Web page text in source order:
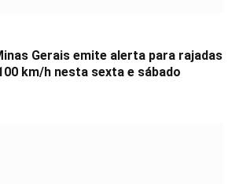
Gerais emite alerta para rajadas
km/h nesta sexta e sábado